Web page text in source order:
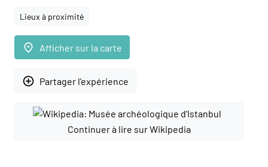
Lieux à proximité
place Afficher sur la carte
add_circle_outline Partager l'expérience
Continuer à lire sur Wikipedia